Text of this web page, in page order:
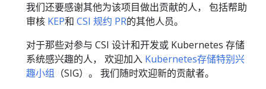
我们还要感谢其他为该项目做出贡献的人， 包括帮助
审核 KEP和 CSI 规约 PR的其他人员。
对于那些对参与 CSI 设计和开发或 Kubernetes 存储
系统感兴趣的人， 欢迎加入 Kubernetes存储特别兴
趣小组 （SIG）。 我们随时欢迎新的贡献者。